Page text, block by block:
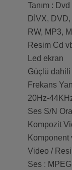
Tanım : Dvd
DİVX,
RW, MP3,
Resim Cd
Led ekran
Güçlü
Frekans
20Hz-
Ses S/N
Kompozit
Komponent
Video /
Ses :